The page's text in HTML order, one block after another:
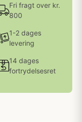
Fri fragt over kr.
800
1-2 dages
levering
14 dages
fortrydelsesret